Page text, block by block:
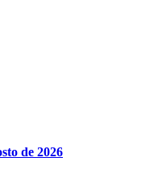
de 2026